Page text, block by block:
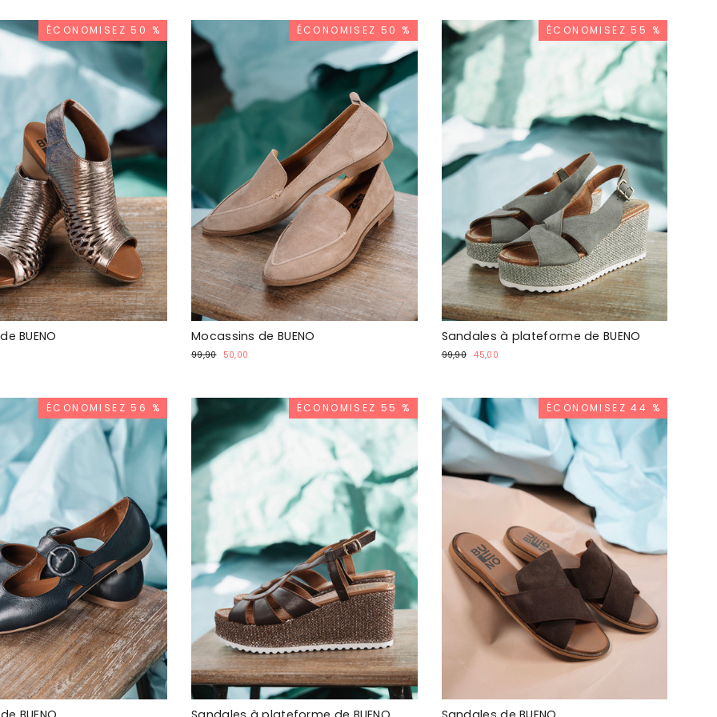
ÉCONOMISEZ 50 %
BUENO
ÉCONOMISEZ 50 %
Mocassins de BUENO
Prix
99,90
Prix
50,00
ÉCONOMISEZ 55 %
Sandales à plateforme de BUENO
Prix
99,90 Prix
45,00
ÉCONOMISEZ 56 % ÉCONOMISEZ 55 % ÉCONOMISEZ 44 %